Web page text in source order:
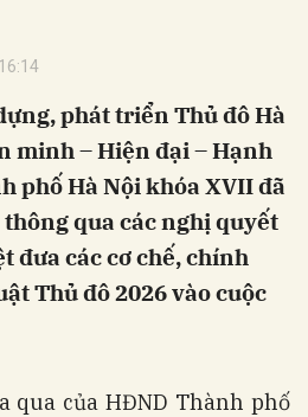
phát triển Thủ đô Hà
minh – Hiện đại – Hạnh
phố Hà Nội khóa XVII đã
qua các nghị quyết
đưa các cơ chế, chính
Thủ đô 2026 vào cuộc
qua của HĐND Thành phố